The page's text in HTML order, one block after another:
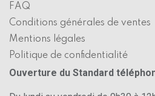
FAQ
Conditions générales de ventes
Mentions légales
Politique de confidentialité
Ouverture du Standard